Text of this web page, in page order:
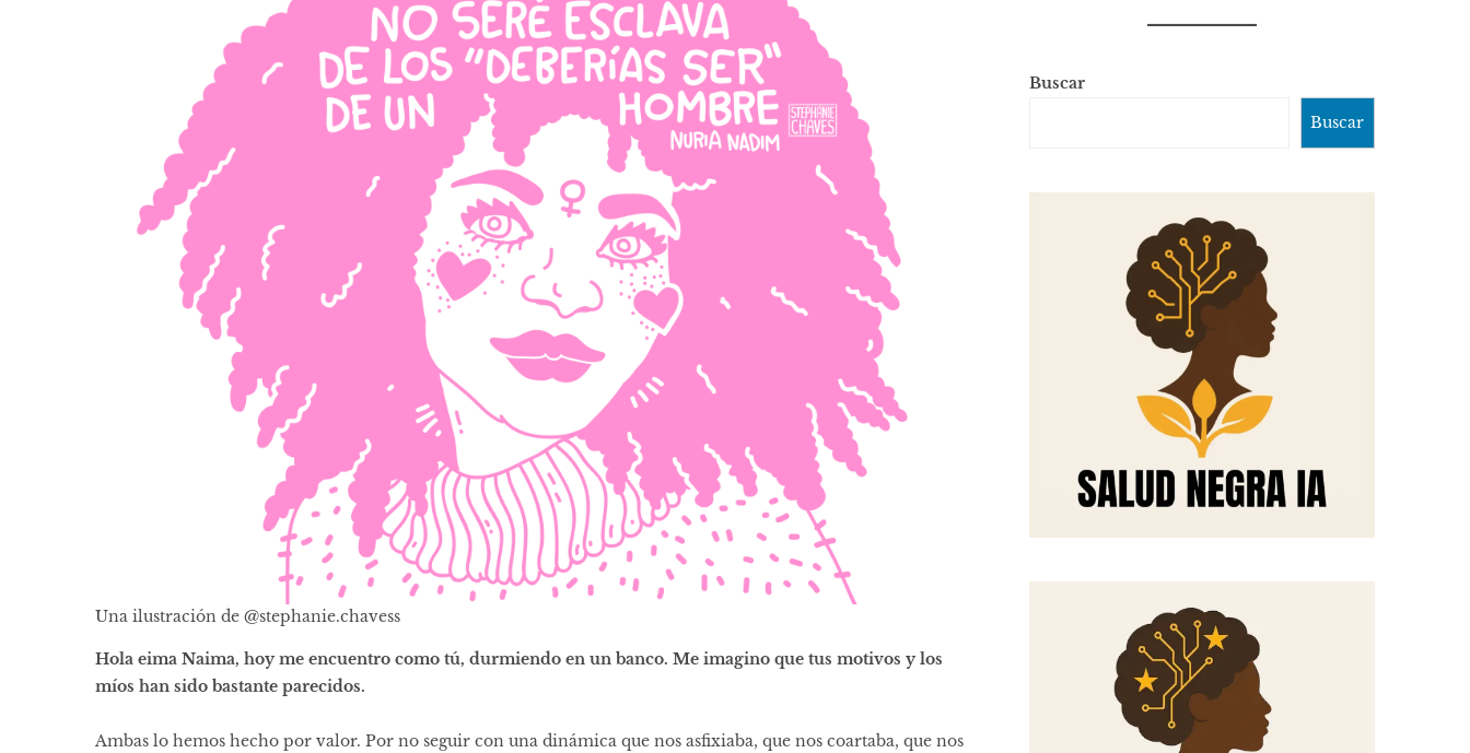
Una ilustración de@stephanie.chavess
Hola eima Naima, hoy me encuentro como tú, durmiendo en un banco. Me imagino que tus motivos y los
míos han sido bastante parecidos.
Ambas lo hemos hecho por valor. Por no seguir con una dinámica que nos asfixiaba, que nos coartaba, que nos
Buscar
Buscar